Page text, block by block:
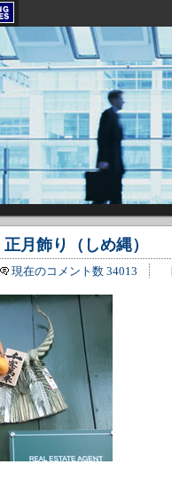
正月飾り（しめ縄）
現在のコメント数 34013